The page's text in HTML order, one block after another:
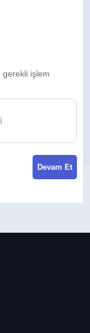
gerekli işlem
Devam Et